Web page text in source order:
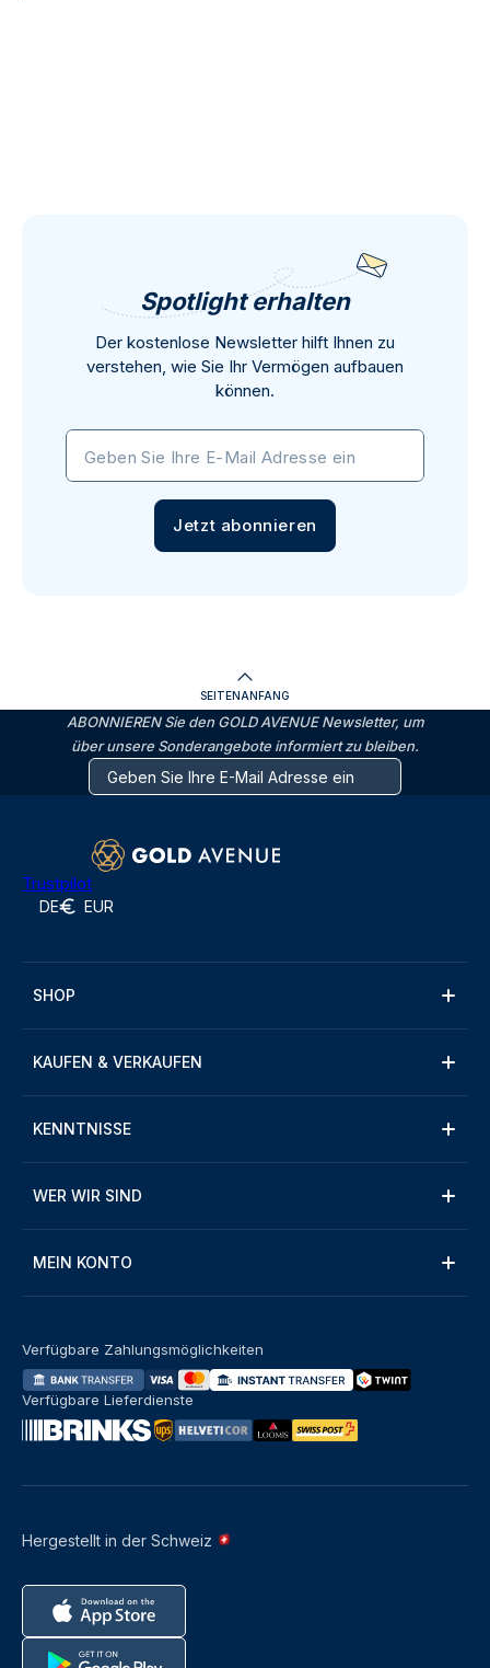
Spotlight erhalten
Der kostenlose Newsletter hilft Ihnen zu
verstehen, wie Sie Ihr Vermögen aufbauen
können.
Geben Sie Ihre E-Mail Adresse ein
Jetzt abonnieren
SEITENANFANG
ABONNIEREN Sie den GOLD AVENUE Newsletter, um
über unsere Sonderangebote informiert zu bleiben.
Trustpilot
DE EUR
SHOP
KAUFEN & VERKAUFEN
KENNTNISSE
WER WIR SIND
MEIN KONTO
Hergestellt in der Schweiz
Verfügbare Zahlungsmöglichkeiten
Verfügbare Lieferdienste